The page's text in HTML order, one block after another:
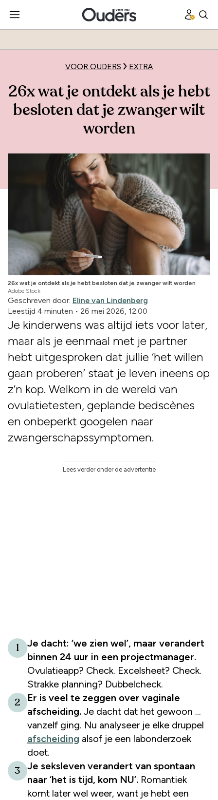
VOOR OUDERS EXTRA
26x wat je ontdekt als je hebt
besloten dat je zwanger wilt
worden
26x wat je ontdekt als je hebt besloten dat je zwanger wilt worden
Adobe Stock
Geschreven door: Eline van Lindenberg
Leestijd 4 minuten • 26 mei 2026, 12:00
Je kinderwens was altijd iets voor later,
maar als je eenmaal met je partner
hebt uitgesproken dat jullie ‘het willen
gaan proberen’ staat je leven ineens op
z’n kop. Welkom in de wereld van
ovulatietesten, geplande bedscènes
en onbeperkt googelen naar
zwangerschapssymptomen.
Lees verder onder de advertentie
1
Je dacht: ‘we zien wel’, maar verandert
binnen 24 uur in een projectmanager.
Ovulatieapp? Check. Excelsheet? Check.
Strakke planning? Dubbelcheck.
2
Er is veel te zeggen over vaginale
afscheiding. Je dacht dat het gewoon ...
vanzelf ging. Nu analyseer je elke druppel
afscheiding alsof je een labonderzoek
doet.
3
Je seksleven verandert van spontaan
naar ‘het is tijd, kom NU’. Romantiek
komt later wel weer, want je hebt een